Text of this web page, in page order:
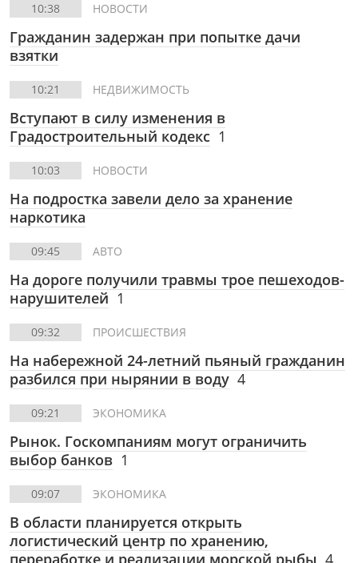
10:38 НОВОСТИ
Гражданин задержан при попытке дачи
взятки
10:21 НЕДВИЖИМОСТЬ
Вступают в силу изменения в
Градостроительный кодекс 1
10:03 НОВОСТИ
На подростка завели дело за хранение
наркотика
09:45 АВТО
На дороге получили травмы трое пешеходов-
нарушителей 1
09:32 ПРОИСШЕСТВИЯ
На набережной 24-летний пьяный гражданин
разбился при нырянии в воду 4
09:21 ЭКОНОМИКА
Рынок. Госкомпаниям могут ограничить
выбор банков 1
09:07 ЭКОНОМИКА
В области планируется открыть
логистический центр по хранению,
переработке и реализации морской рыбы 4